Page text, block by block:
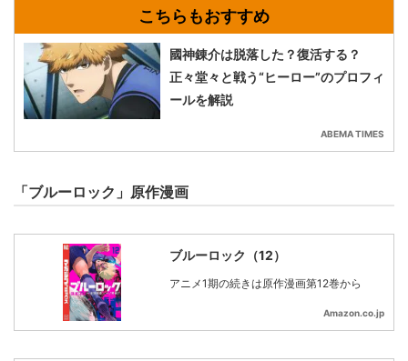
國神錬介は脱落した？復活する？
正々堂々と戦う“ヒーロー”のプロフィ
ールを解説
ABEMA TIMES
「ブルーロック」原作漫画
ブルーロック（12）
アニメ1期の続きは原作漫画第12巻から
Amazon.co.jp